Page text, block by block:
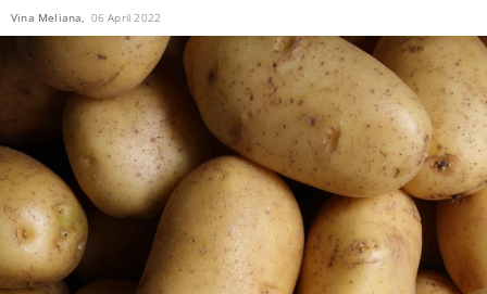
Vina Meliana, 06 April 2022